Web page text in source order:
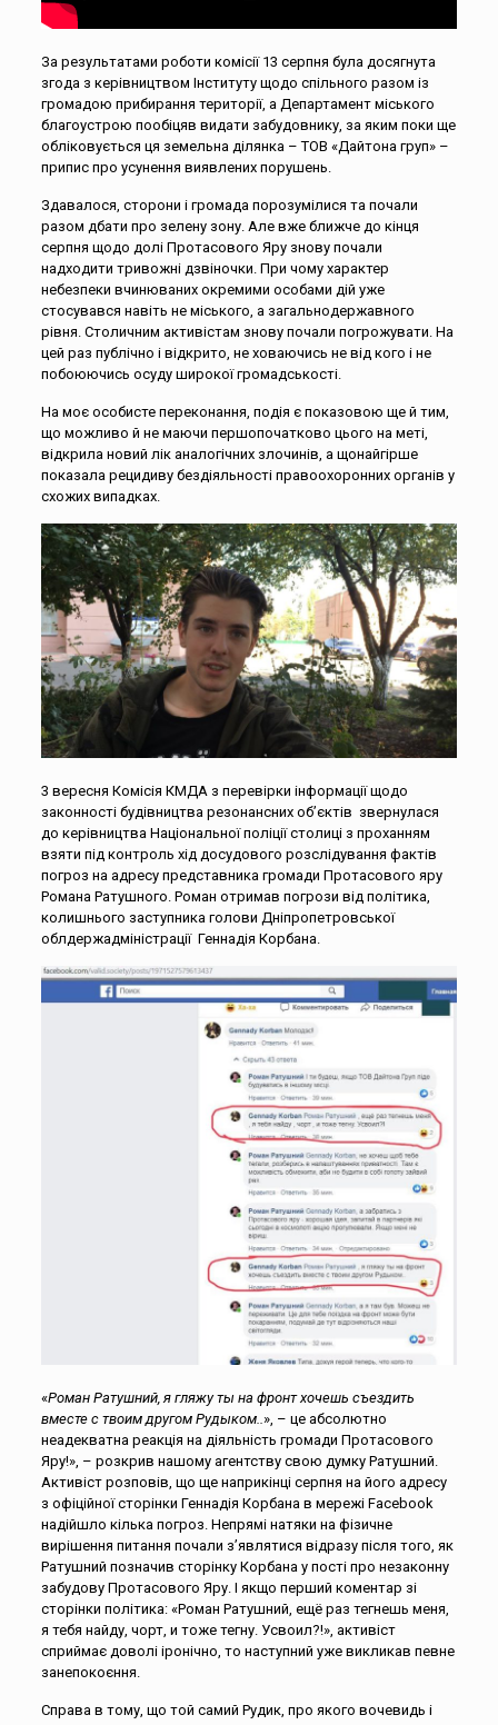
За результатами роботи комісії 13 серпня була досягнута
згода з керівництвом Інституту щодо спільного разом із
громадою прибирання території, а Департамент міського
благоустрою пообіцяв видати забудовнику, за яким поки ще
обліковується ця земельна ділянка – ТОВ «Дайтона груп» –
припис про усунення виявлених порушень.
Здавалося, сторони і громада порозумілися та почали
разом дбати про зелену зону. Але вже ближче до кінця
серпня щодо долі Протасового Яру знову почали
надходити тривожні дзвіночки. При чому характер
небезпеки вчинюваних окремими особами дій уже
стосувався навіть не міського, а загальнодержавного
рівня. Столичним активістам знову почали погрожувати. На
цей раз публічно і відкрито, не ховаючись не від кого і не
побоюючись осуду широкої громадськості.
На моє особисте переконання, подія є показовою ще й тим,
що можливо й не маючи першопочатково цього на меті,
відкрила новий лік аналогічних злочинів, а щонайгірше
показала рецидиву бездіяльності правоохоронних органів у
схожих випадках.
3 вересня Комісія КМДА з перевірки інформації щодо
законності будівництва резонансних об’єктів звернулася
до керівництва Національної поліції столиці з проханням
взяти під контроль хід досудового розслідування фактів
погроз на адресу представника громади Протасового яру
Романа Ратушного. Роман отримав погрози від політика,
колишнього заступника голови Дніпропетровської
облдержадміністрації Геннадія Корбана.
«Роман Ратушний, я гляжу ты на фронт хочешь съездить
вместе с твоим другом Рудыком..», – це абсолютно
неадекватна реакція на діяльність громади Протасового
Яру!», – розкрив нашому агентству свою думку Ратушний.
Активіст розповів, що ще наприкінці серпня на його адресу
з офіційної сторінки Геннадія Корбана в мережі Facebook
надійшло кілька погроз. Непрямі натяки на фізичне
вирішення питання почали з’являтися відразу після того, як
Ратушний позначив сторінку Корбана у пості про незаконну
забудову Протасового Яру. І якщо перший коментар зі
сторінки політика: «Роман Ратушний, ещё раз тегнешь меня,
я тебя найду, чорт, и тоже тегну. Усвоил?!», активіст
сприймає доволі іронічно, то наступний уже викликав певне
занепокоєння.
Справа в тому, що той самий Рудик, про якого вочевидь і